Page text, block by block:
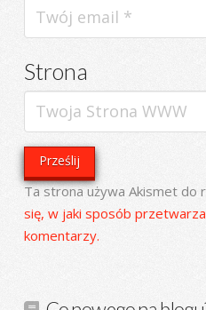
Strona
Ta strona używa Akismet do
się, w jaki sposób
komentarzy.